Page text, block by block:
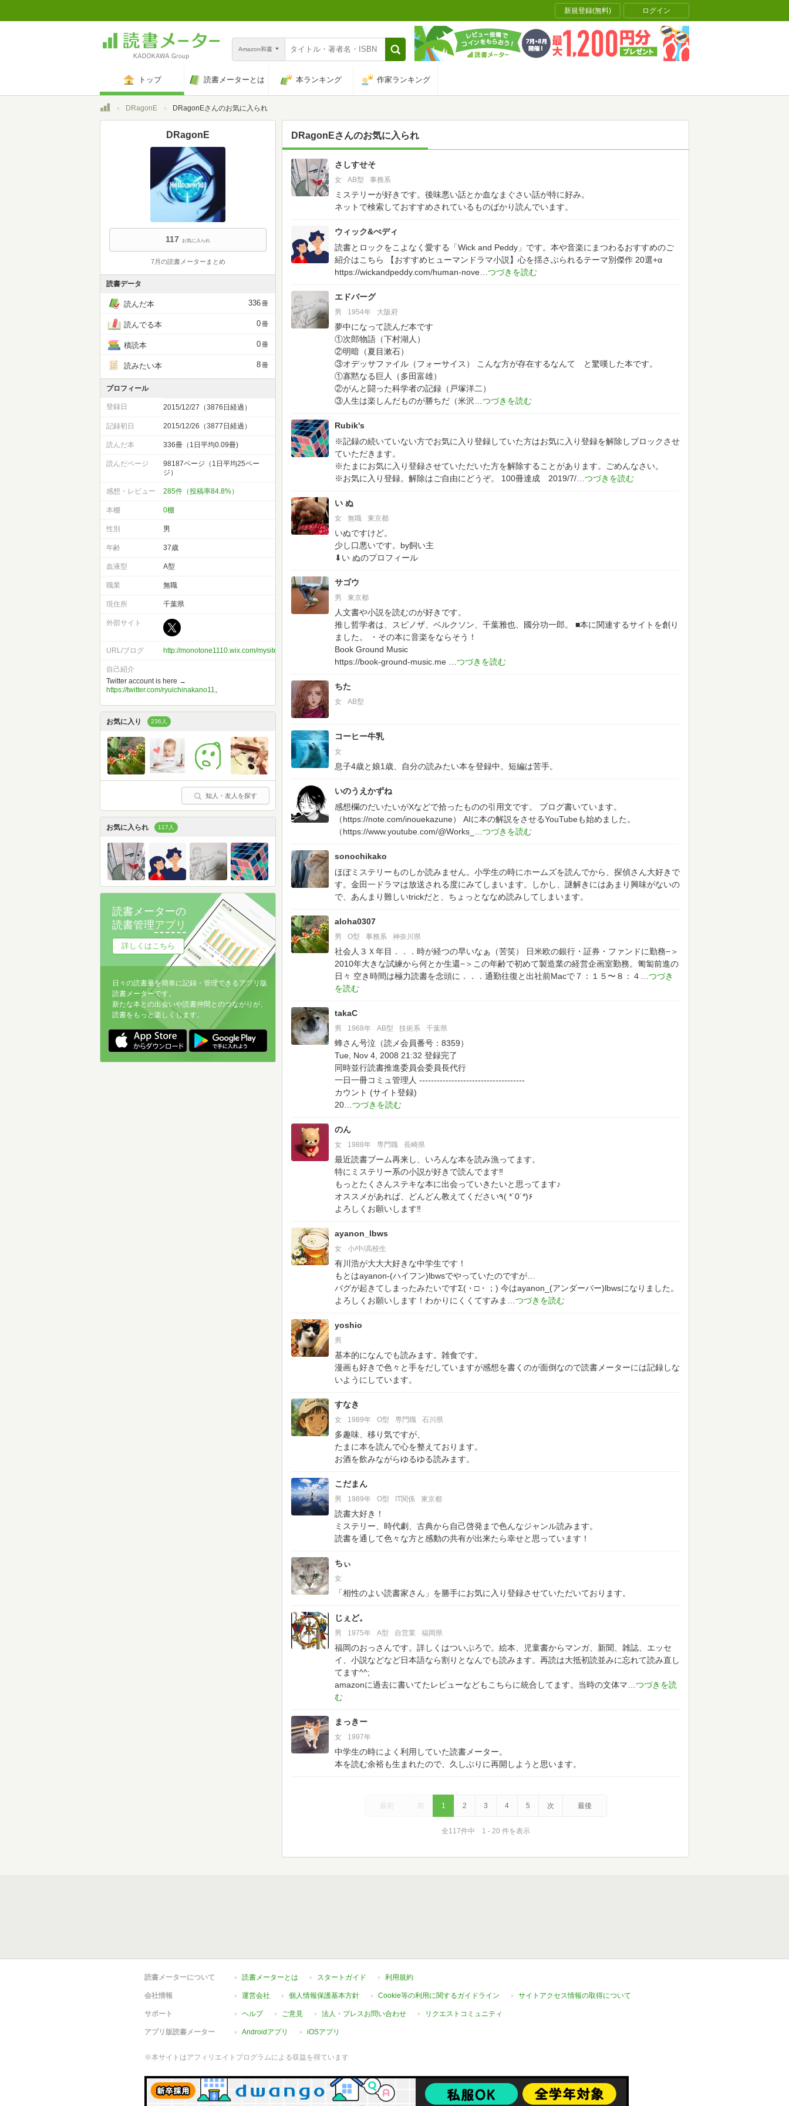
新規登録(無料) ログイン
Amazon和書
トップ 読書メーターとは 本ランキング 作家ランキング
トップDRagonE DRagonEさんのお気に入られ
DRagonEさんのお気に入られ
117 さしすせそ
女 AB型 事務系
ミステリーが好きです。後味悪い話とか血なまぐさい話が特に好み。
ネットで検索しておすすめされているものばかり読んでいます。
ウィック&ぺディ
読書とロックをこよなく愛する「Wick and Peddy」です。本や音楽にまつわるおすすめのご
紹介はこちら
【おすすめヒューマンドラマ小説】心を揺さぶられるテーマ別傑作 20選+α
https://wickandpeddy.com/human-nove
エドバーグ
男 1954年 大阪府
夢中になって読んだ本です
①次郎物語（下村湖人）
②明暗（夏目漱石）
③オデッサファイル（フォーサイス）
こんな方が存在するなんて と驚嘆した本です。
①寡黙なる巨人（多田富雄）
②がんと闘った科学者の記録（戸塚洋二）
③人生は楽しんだものが勝ちだ（米沢
Rubik's
※記録の続いていない方でお気に入り登録していた方はお気に入り登録を解除しブロックさせ
ていただきます。
※たまにお気に入り登録させていただいた方を解除することがあります。ごめんなさい。
※お気に入り登録。解除はご自由にどうぞ。
100冊達成 2019/7/
い ぬ
女 無職 東京都
いぬですけど。
少し口悪いです。by飼い主
⬇い ぬのプロフィール
サゴウ
男 東京都
人文書や小説を読むのが好きです。
推し哲学者は、スピノザ、ベルクソン、千葉雅也、國分功一郎。
■本に関連するサイトを創り
ました。
・その本に音楽をならそう！
Book Ground Music
https://book-ground-music.me
ちた
女 AB型
コーヒー牛乳
女
息子4歳と娘1歳、自分の読みたい本を登録中。短編は苦手。
いのうえかずね
感想欄のだいたいがXなどで拾ったものの引用文です。
ブログ書いています。
（https://note.com/inouekazune）
AIに本の解説をさせるYouTubeも始めました。
（https://www.youtube.com/@Works_
sonochikako
ほぼミステリーものしか読みません。小学生の時にホームズを読んでから、探偵さん大好きで
す。金田一ドラマは放送される度にみてしまいます。しかし、謎解きにはあまり興味がないの
で、あんまり難しいtrickだと、ちょっとななめ読みしてしまいます。
aloha0307
男 O型 事務系 神奈川県
社会人３Ｘ年目．．．時が経つの早いなぁ（苦笑）
日米欧の銀行・証券・ファンドに勤務−＞
2010年大きな試練から何とか生還−＞この年齢で初めて製造業の経営企画室勤務。匍匐前進の
日々 空き時間は極力読書を念頭に．．．通勤往復と出社前Macで７：１５〜８：４
takaC
男 1968年 AB型 技術系 千葉県
蜂さん号泣（読メ会員番号：8359）
Tue, Nov 4, 2008 21:32 登録完了
同時並行読書推進委員会委員長代行
一日一冊コミュ管理人 ------------------------------------
カウント (サイト登録)
20
のん
女 1988年 専門職 長崎県
最近読書ブーム再来し、いろんな本を読み漁ってます。
特にミステリー系の小説が好きで読んでます‼︎
もっとたくさんステキな本に出会っていきたいと思ってます♪
オススメがあれば、どんどん教えてください٩( *˙0˙*)۶
よろしくお願いします‼︎
ayanon_lbws
女 小/中/高校生
有川浩が大大大好きな中学生です！
もとはayanon-(ハイフン)lbwsでやっていたのですが…
バグが起きてしまったみたいですΣ(・□・；) 今はayanon_(アンダーバー)lbwsになりました。
よろしくお願いします！わかりにくくてすみま
yoshio
男
基本的になんでも読みます。雑食です。
漫画も好きで色々と手をだしていますが感想を書くのが面倒なので読書メーターには記録しな
いようにしています。
すなき
女 1989年 O型 専門職 石川県
多趣味、移り気ですが、
たまに本を読んで心を整えております。
お酒を飲みながらゆるゆる読みます。
こだまん
男 1989年 O型 IT関係 東京都
読書大好き！
ミステリー、時代劇、古典から自己啓発まで色んなジャンル読みます。
読書を通して色々な方と感動の共有が出来たら幸せと思っています！
ちぃ
女
「相性のよい読書家さん」を勝手にお気に入り登録させていただいております。
じぇど。
男 1975年 A型 自営業 福岡県
福岡のおっさんです。詳しくはついぷろで。絵本、児童書からマンガ、新聞、雑誌、エッセ
イ、小説などなど日本語なら割りとなんでも読みます。再読は大抵初読並みに忘れて読み直し
てます^^;
amazonに過去に書いてたレビューなどもこちらに統合してます。当時の文体マ
まっきー
女 1997年
中学生の時によく利用していた読書メーター。
本を読む余裕も生まれたので、久しぶりに再開しようと思います。
最初 前 1 2 3 4 5 次 最後
全117件中 1 - 20 件を表示
DRagonE
117 お気に入られ
7月の読書メーターまとめ
読書データ
読んだ本 336冊
読んでる本 0冊
積読本 0冊
読みたい本 8冊
プロフィール
登録日 2015/12/27（3876日経過）
記録初日 2015/12/26（3877日経過）
読んだ本 336冊（1日平均0.09冊)
読んだページ
98187ページ（1日平均25ペー
ジ）
感想・レビュー 285件（投稿率84.8%）
本棚 0棚
性別 男
年齢 37歳
血液型 A型
職業 無職
現住所 千葉県
外部サイト
URL/ブログ http://monotone1110.wix.com/mysite
自己紹介
Twitter account is here →
https://twitter.com/ryuichinakano11 。
お気に入り 236人
知人・友人を探す
お気に入られ 117人
読書メーターの
読書管理アプリ
詳しくはこちら
日々の読書量を簡単に記録・管理できるアプリ版
読書メーターです。
新たな本との出会いや読書仲間とのつながりが、
読書をもっと楽しくします。
読書メーターについて 読書メーターとは スタートガイド 利用規約
会社情報 運営会社 個人情報保護基本方針 Cookie等の利用に関するガイドライン サイトアクセス情報の取得について
サポート ヘルプ ご意見 法人・プレスお問い合わせ リクエストコミュニティ
アプリ版読書メーター Androidアプリ iOSアプリ
※本サイトはアフィリエイトプログラムによる収益を得ています